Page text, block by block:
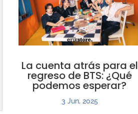
La cuenta atrás para el
regreso de BTS: ¿Qué
podemos esperar?
3 Jun, 2025